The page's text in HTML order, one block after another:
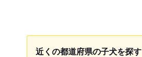
近くの都道府県の子犬を探す